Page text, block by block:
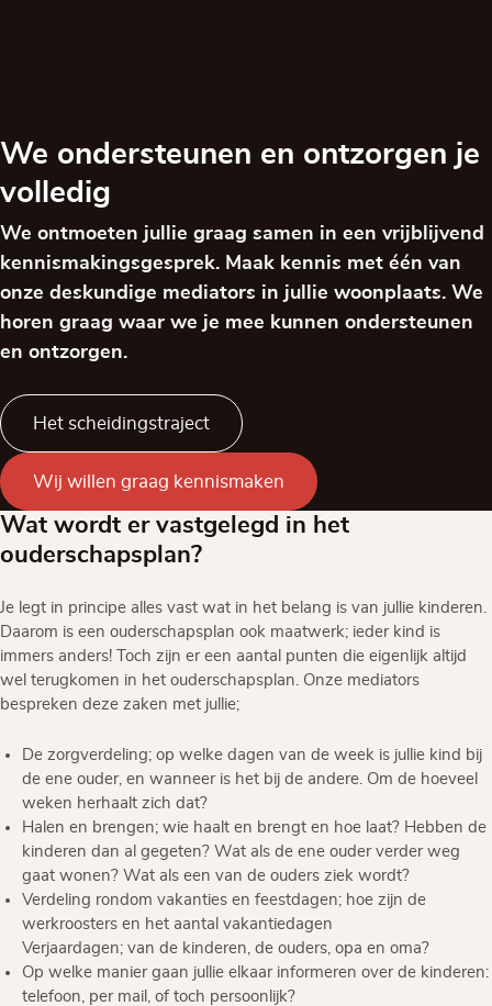
We ondersteunen en ontzorgen je
volledig
We ontmoeten jullie graag samen in een vrijblijvend
kennismakingsgesprek. Maak kennis met één van
onze deskundige mediators in jullie woonplaats. We
horen graag waar we je mee kunnen ondersteunen
en ontzorgen.
Het scheidingstraject
Wij willen graag kennismaken
Wat wordt er vastgelegd in het
ouderschapsplan?
Je legt in principe alles vast wat in het belang is van jullie kinderen.
Daarom is een ouderschapsplan ook maatwerk; ieder kind is
immers anders! Toch zijn er een aantal punten die eigenlijk altijd
wel terugkomen in het ouderschapsplan. Onze mediators
bespreken deze zaken met jullie;
De zorgverdeling; op welke dagen van de week is jullie kind bij
de ene ouder, en wanneer is het bij de andere. Om de hoeveel
weken herhaalt zich dat?
Halen en brengen; wie haalt en brengt en hoe laat? Hebben de
kinderen dan al gegeten? Wat als de ene ouder verder weg
gaat wonen? Wat als een van de ouders ziek wordt?
Verdeling rondom vakanties en feestdagen; hoe zijn de
werkroosters en het aantal vakantiedagen
Verjaardagen; van de kinderen, de ouders, opa en oma?
Op welke manier gaan jullie elkaar informeren over de kinderen:
telefoon, per mail, of toch persoonlijk?